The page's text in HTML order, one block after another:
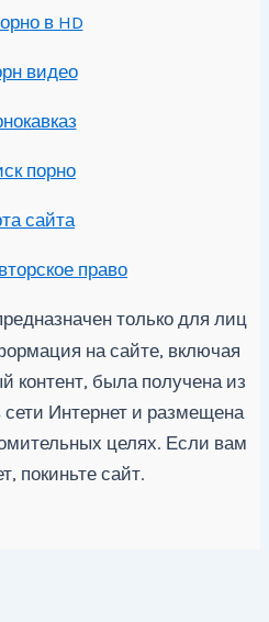
в HD
видео
порно
сайта
право
только для лиц
на сайте, включая
контент, была получена из
Интернет и размещена
целях. Если вам
покиньте сайт.